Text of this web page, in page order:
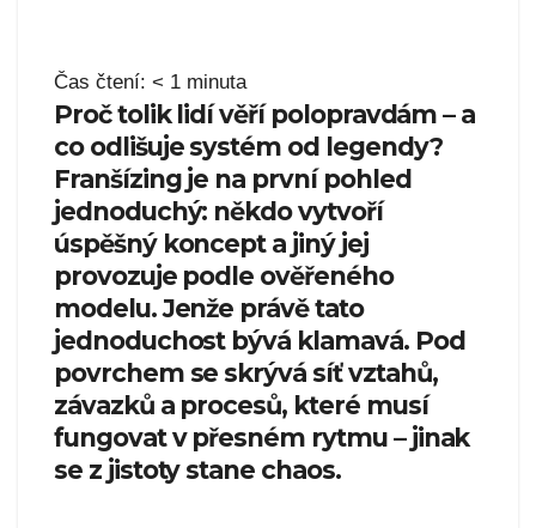
Čas čtení: < 1 minuta
Proč tolik lidí věří polopravdám – a
co odlišuje systém od legendy?
Franšízing je na první pohled
jednoduchý: někdo vytvoří
úspěšný koncept a jiný jej
provozuje podle ověřeného
modelu. Jenže právě tato
jednoduchost bývá klamavá. Pod
povrchem se skrývá síť vztahů,
závazků a procesů, které musí
fungovat v přesném rytmu – jinak
se z jistoty stane chaos.